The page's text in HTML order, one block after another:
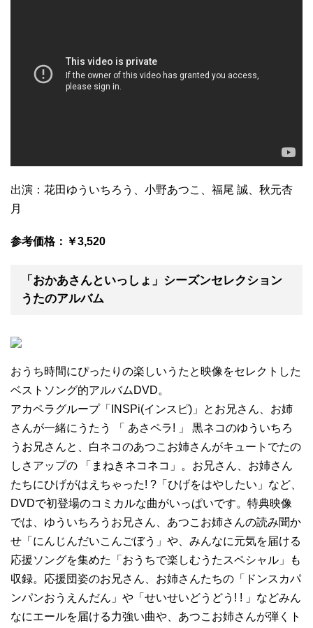
出演：花田ゆういちろう、小野あつこ、福尾 誠、秋元杏
月
参考価格：￥3,520
「おかあさんといっしょ」シーズンセレクション
うたのアルバム
おうち時間にぴったりの楽しいうたと映像をセレクトした
ベストソング的アルバムDVD。
アカペラグループ「INSPi(インスピ)」とお兄さん、お姉
さんが一緒にうたう 「 あさペラ! 」 黒ネコのゆういちろ
うお兄さんと、白ネコのあつこお姉さんがキュートでたの
しさアップの 「まねきネコネコ」。お兄さん、お姉さん
たちにひげがはえちゃった! ?「ひげをはやしたい」など、
DVDで初登場のコミカルな曲がいっぱいです。特典映像
では、ゆういちろうお兄さん、あつこお姉さんの読み聞か
せ「にんじんだいこんごぼう」や、みんなに元気を届ける
応援ソングを集めた「おうちで楽しむうたスペシャル」も
収録。応援団姿のお兄さん、お姉さんたちの「ドンスカパ
ンパンおうえんだん」や「せいせいどうどう! ! 」などみん
なにエールを届ける力強い曲や、あつこお姉さんが弾くト